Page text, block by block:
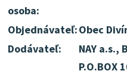
osoba:
Objednávateľ:Obec
Dodávateľ:
NAY a.s.,
P.O.BOX